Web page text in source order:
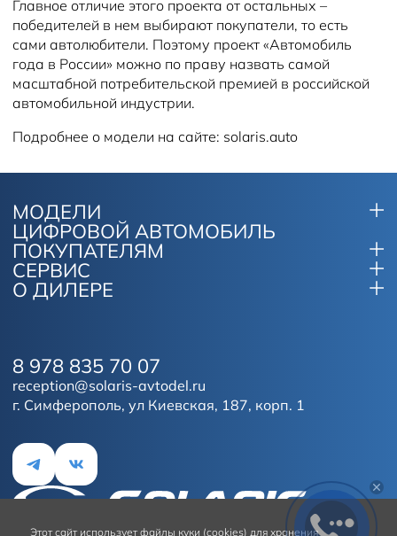
Главное отличие этого проекта от остальных –
победителей в нем выбирают покупатели, то есть
сами автолюбители. Поэтому проект «Автомобиль
года в России» можно по праву назвать самой
масштабной потребительской премией в российской
автомобильной индустрии.
Подробнее о модели на сайте: solaris.auto
МОДЕЛИ
ЦИФРОВОЙ АВТОМОБИЛЬ
ПОКУПАТЕЛЯМ
СЕРВИС
О ДИЛЕРЕ
г. Симферополь, ул Киевская, 187, корп. 1
8 978 835 70 07
reception@solaris-avtodel.ru
Этот сайт использует файлы куки (cookies) для хранения